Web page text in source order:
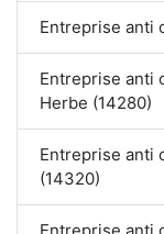
Entreprise anti
Entreprise anti
Herbe (14280)
Entreprise anti
(14320)